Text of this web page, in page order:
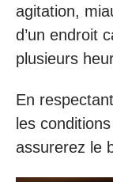
agitation,
d’un endroit
plusieurs
En
les
assurerez le